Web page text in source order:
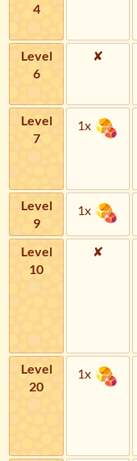
4
Level
6
✘
Level
7
1x
Level
9
1x
Level
10
✘
Level
20
1x